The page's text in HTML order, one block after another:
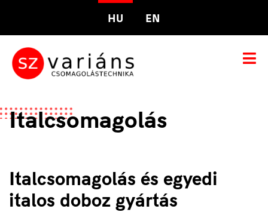
HU EN
Italcsomagolás
Italcsomagolás és egyedi
italos doboz gyártás